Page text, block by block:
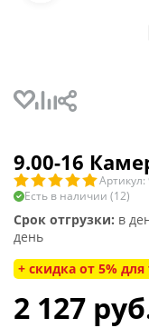
9.00-16
Артикул:
Есть в наличии (12)
Срок отгрузки: в
день
+ скидка от 5%
2 127